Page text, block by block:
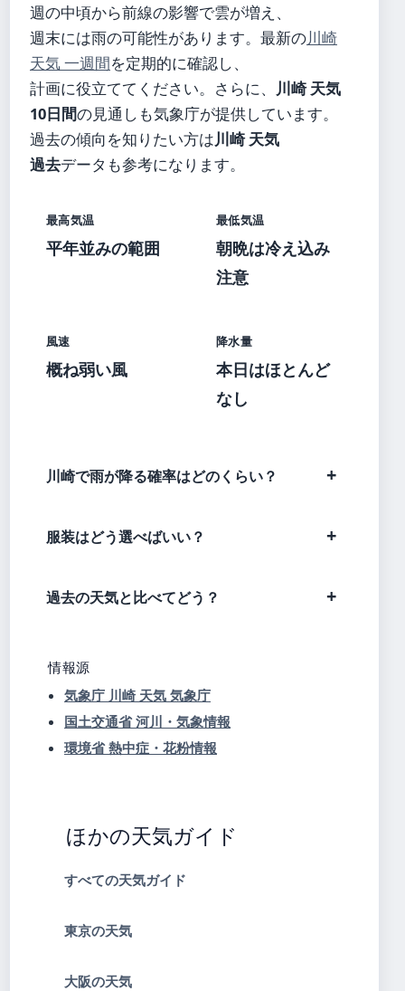
週の中頃から前線の影響で雲が増え、
週末には雨の可能性があります。最新の川崎
天気 一週間を定期的に確認し、
計画に役立ててください。さらに、 川崎 天気
10日間の見通しも気象庁が提供しています。
過去の傾向を知りたい方は川崎 天気
過去データも参考になります。
最高気温
平年並みの範囲
最低気温
朝晩は冷え込み
注意
風速
概ね弱い風
降水量
本日はほとんど
なし
川崎で雨が降る確率はどのくらい？
服装はどう選べばいい？
過去の天気と比べてどう？
情報源
気象庁 川崎 天気 気象庁
国土交通省 河川・気象情報
環境省 熱中症・花粉情報
ほかの天気ガイド
すべての天気ガイド
東京の天気
大阪の天気